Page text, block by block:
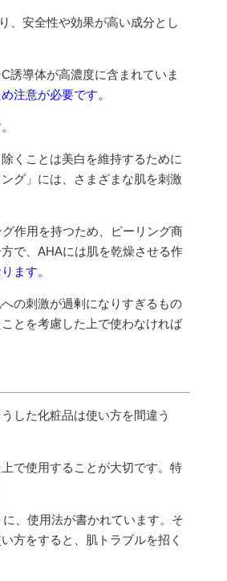
、安全性や効果が高い成分とし
誘導体が高濃度に含まれていま
注意が必要です。
くことは美白を維持するために
グ」には、さまざまな肌を刺激
作用を持つため、ピーリング商
で、AHAには肌を乾燥させる作
ます。
の刺激が過剰になりすぎるもの
とを考慮した上で使わなければ
した化粧品は使い方を間違う
で使用することが大切です。特
、使用法が書かれています。そ
方をすると、肌トラブルを招く